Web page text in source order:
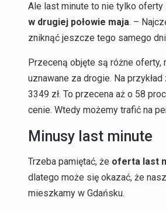
Ale last minute to nie tylko
w drugiej połowie maja. –
zniknąć jeszcze tego samego
Przeceną objęte są różne
uznawane za drogie. Na
3349 zł. To przecena aż o 58
cenie. Wtedy możemy trafić na
Minusy last minute
Trzeba pamiętać, że oferta last
dlatego może się okazać, że
mieszkamy w Gdańsku.